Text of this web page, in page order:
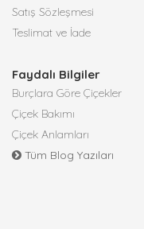
Satış Sözleşmesi
Teslimat ve İade
Faydalı Bilgiler
Burçlara Göre Çiçekler
Çiçek Bakımı
Çiçek Anlamları
Tüm Blog Yazıları